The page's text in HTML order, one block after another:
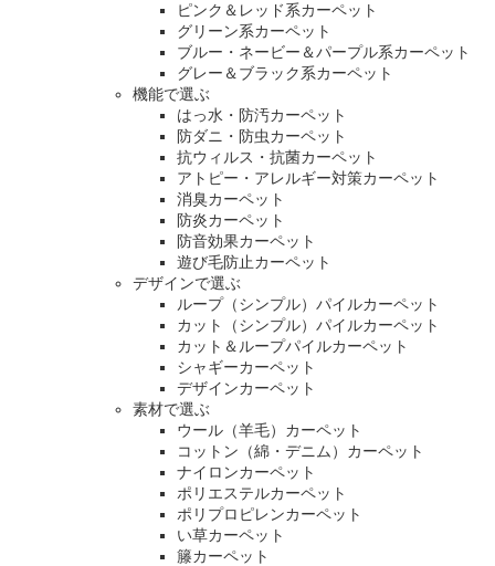
ピンク＆レッド系カーペット
グリーン系カーペット
ブルー・ネービー＆パープル系カーペット
グレー＆ブラック系カーペット
機能で選ぶ
はっ水・防汚カーペット
防ダニ・防虫カーペット
抗ウィルス・抗菌カーペット
アトピー・アレルギー対策カーペット
消臭カーペット
防炎カーペット
防音効果カーペット
遊び毛防止カーペット
デザインで選ぶ
ループ（シンプル）パイルカーペット
カット（シンプル）パイルカーペット
カット＆ループパイルカーペット
シャギーカーペット
デザインカーペット
素材で選ぶ
ウール（羊毛）カーペット
コットン（綿・デニム）カーペット
ナイロンカーペット
ポリエステルカーペット
ポリプロピレンカーペット
い草カーペット
籐カーペット